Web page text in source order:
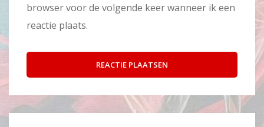
browser voor de volgende keer wanneer ik een
reactie plaats.